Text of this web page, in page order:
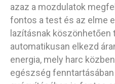
azaz a mozdulatok
fontos a test és az elme
lazításnak köszönhetően
automatikusan elkezd
energia, mely harc
egészség